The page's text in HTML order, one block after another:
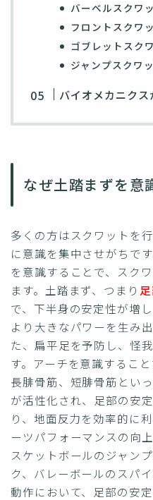
バーベルスクワ
フロントスクワ
ゴブレットスク
ジャンプスクワ
バイオメカニク
なぜ土踏まずを意
多くの方はスクワットを
に意識を集中させがちで
を意識することで、スク
ます。土踏まず、つまり
で、下半身の安定性が増
より大きなパワーを生み
た、扁平足を予防し、怪
す。アーチを意識するこ
長腓骨筋、短腓骨筋とい
が活性化され、足部の安
り、地面反力を効率的に
ーツパフォーマンスの向
スケットボールのジャン
ク、バレーボールのスパ
動作において、足部の安